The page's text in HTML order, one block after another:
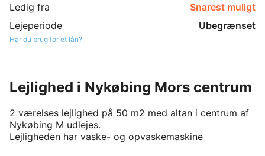
Ledig fra
Snarest muligt
Lejeperiode
Ubegrænset
Har du brug for et lån?
Lejlighed i Nykøbing Mors centrum
2 værelses lejlighed på 50 m2 med altan i centrum af
Nykøbing M udlejes.
Lejligheden har vaske- og opvaskemaskine